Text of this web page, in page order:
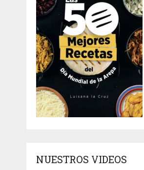
NUESTROS VIDEOS